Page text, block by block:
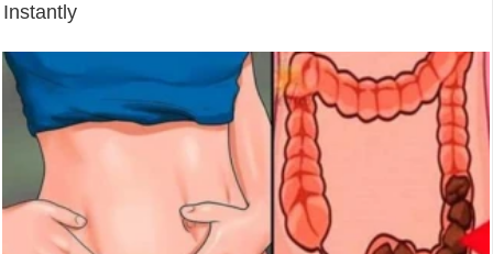
Instantly